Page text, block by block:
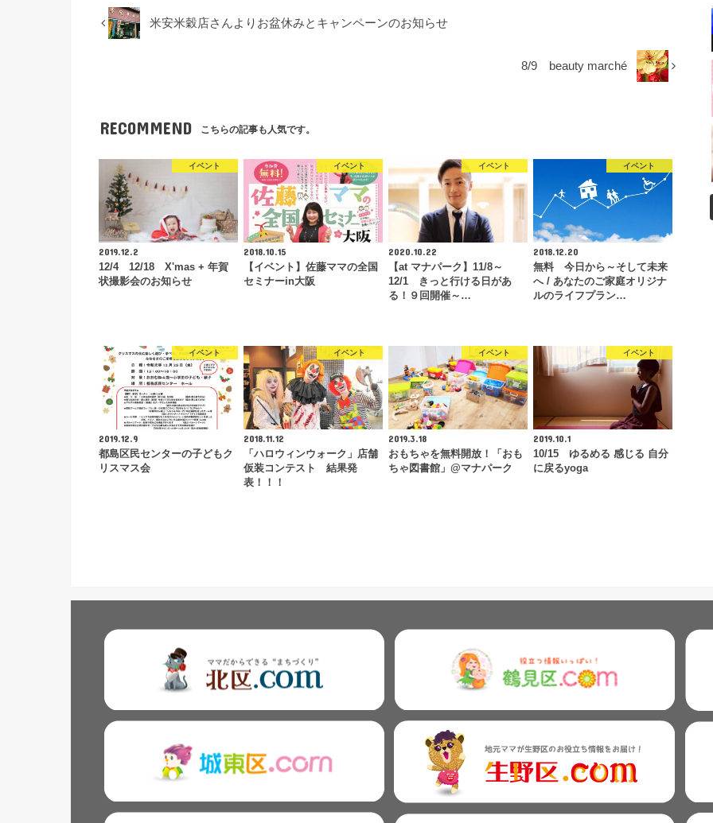
米安米穀店さんよりお盆休みとキャンペーンのお知らせ
8/9 beauty marché
RECOMMEND こちらの記事も人気です。
イベント
2019.12.2
12/4 12/18 X'mas + 年賀
状撮影会のお知らせ
イベント
2018.10.15
【イベント】佐藤ママの全国
セミナーin大阪
イベント
2020.10.22
【at マナパーク】11/8～
12/1 きっと行ける日があ
る！９回開催～…
イベント
2018.12.20
無料 今日から～そして未来
へ / あなたのご家庭オリジナ
ルのライフプラン…
イベント
2019.12.9
都島区民センターの子どもク
リスマス会
イベント
2018.11.12
「ハロウィンウォーク」店舗
仮装コンテスト 結果発
表！！！
イベント
2019.3.18
おもちゃを無料開放！「おも
ちゃ図書館」@マナパーク
イベント
2019.10.1
10/15 ゆるめる 感じる 自分
に戻るyoga